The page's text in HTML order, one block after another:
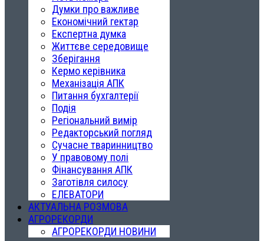
Думки про важливе
Економічний гектар
Експертна думка
Життєве середовище
Зберігання
Кермо керівника
Механізація АПК
Питання бухгалтерії
Подія
Регіональний вимір
Редакторський погляд
Сучасне тваринництво
У правовому полі
Фінансування АПК
Заготівля силосу
ЕЛЕВАТОРИ
АКТУАЛЬНА РОЗМОВА
АГРОРЕКОРДИ
АГРОРЕКОРДИ НОВИНИ